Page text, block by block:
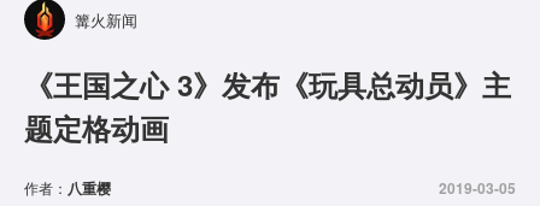
V
篝火新闻
《王国之心 3》发布《玩具总动员》主
题定格动画
作者： 八重樱 2019-03-05